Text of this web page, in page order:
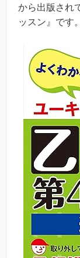
から出版され
ッスン』です。